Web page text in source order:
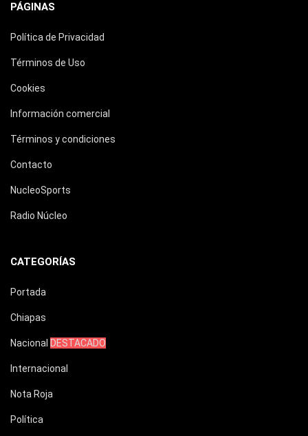
PÁGINAS
Política de Privacidad
Términos de Uso
Cookies
Información comercial
Términos y condiciones
Contacto
NucleoSports
Radio Núcleo
CATEGORÍAS
Portada
Chiapas
Nacional DESTACADO
Internacional
Nota Roja
Política